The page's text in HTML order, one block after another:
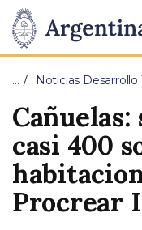
Presidencia
de
la
Nación
Pasar al contenido
… Noticias
casi 400
Procrear